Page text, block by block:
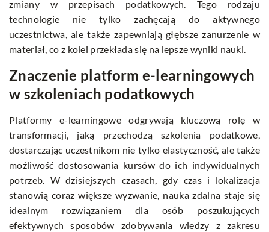
zmiany w przepisach podatkowych. Tego rodzaju
technologie nie tylko zachęcają do aktywnego
uczestnictwa, ale także zapewniają głębsze zanurzenie w
materiał, co z kolei przekłada się na lepsze wyniki nauki.
Znaczenie platform e-learningowych
w szkoleniach podatkowych
Platformy e-learningowe odgrywają kluczową rolę w
transformacji, jaką przechodzą szkolenia podatkowe,
dostarczając uczestnikom nie tylko elastyczność, ale także
możliwość dostosowania kursów do ich indywidualnych
potrzeb. W dzisiejszych czasach, gdy czas i lokalizacja
stanowią coraz większe wyzwanie, nauka zdalna staje się
idealnym rozwiązaniem dla osób poszukujących
efektywnych sposobów zdobywania wiedzy z zakresu